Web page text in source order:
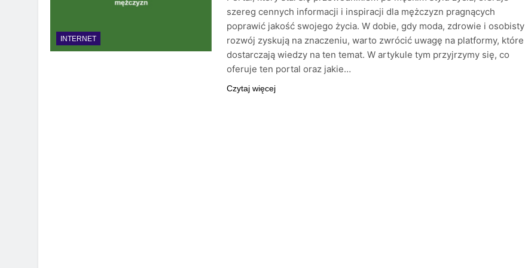
INTERNET
szereg cennych informacji i inspiracji dla mężczyzn pragnących
poprawić jakość swojego życia. W dobie, gdy moda, zdrowie i osobisty
rozwój zyskują na znaczeniu, warto zwrócić uwagę na platformy, które
dostarczają wiedzy na ten temat. W artykule tym przyjrzymy się, co
oferuje ten portal oraz jakie…
Czytaj więcej